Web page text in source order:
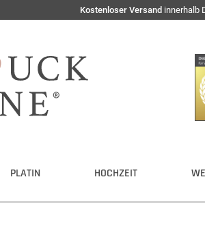
Kostenloser Versand innerhalb
PLATIN HOCHZEIT